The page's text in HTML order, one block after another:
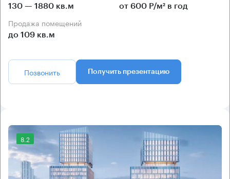
130 — 1880 кв.м от 600 Р/м² в год
Продажа помещений
до 109 кв.м
Позвонить Получить презентацию
8.2